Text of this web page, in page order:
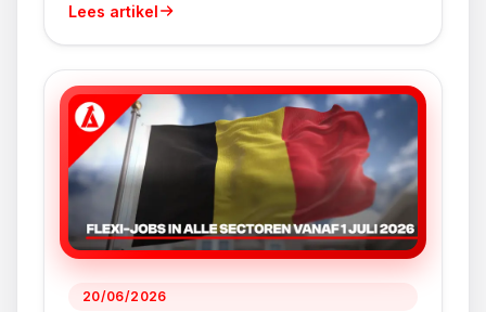
Lees artikel
20/06/2026